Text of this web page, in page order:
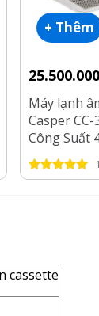
+ Thêm
25.500.000
Máy lạnh
Casper CC-
Công Suất
cassette